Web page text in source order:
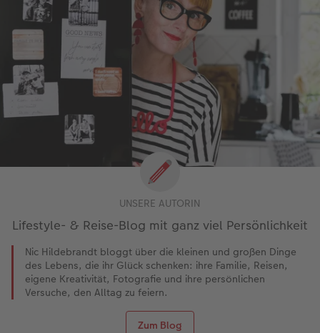
UNSERE AUTORIN
Lifestyle- & Reise-Blog mit ganz viel Persönlichkeit
Nic Hildebrandt bloggt über die kleinen und großen Dinge
des Lebens, die ihr Glück schenken: ihre Familie, Reisen,
eigene Kreativität, Fotografie und ihre persönlichen
Versuche, den Alltag zu feiern.
Zum Blog